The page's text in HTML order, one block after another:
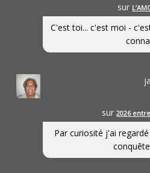
sur
C'est toi... c'est moi -
sur2026
Par curiosité j'ai